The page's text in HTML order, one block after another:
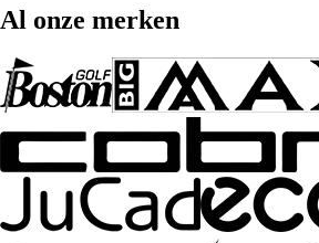
Al onze merken